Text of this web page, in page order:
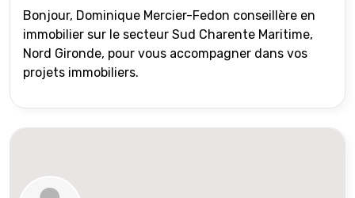
Bonjour, Dominique Mercier-Fedon conseillère en
immobilier sur le secteur Sud Charente Maritime,
Nord Gironde, pour vous accompagner dans vos
projets immobiliers.